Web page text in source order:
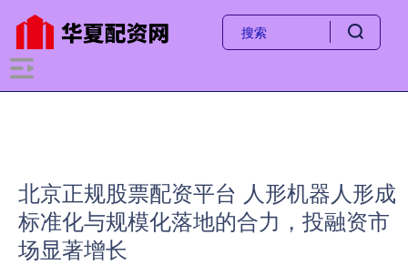
北京正规股票配资平台 人形机器人形成
标准化与规模化落地的合力，投融资市
场显著增长